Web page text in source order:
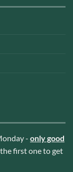
- only good
first one to get